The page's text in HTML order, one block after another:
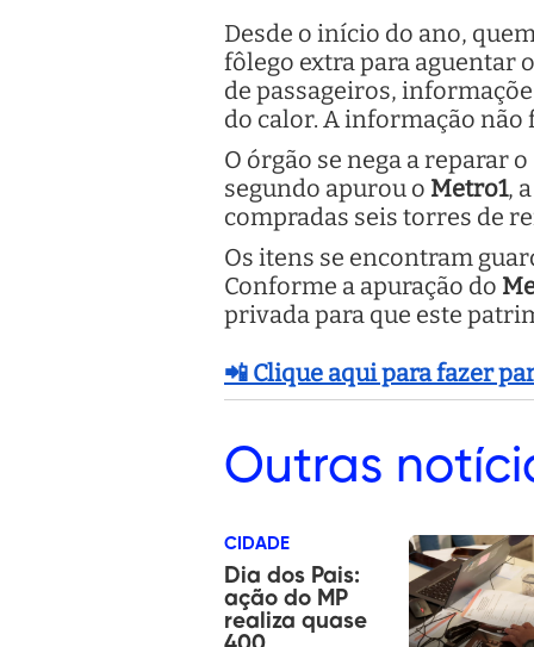
Desde o início do ano,
fôlego extra para aguentar
de passageiros,
do calor. A informação
O órgão se nega a reparar
segundo apurou o Metro1,
compradas seis torres de
Os itens se encontram
Conforme a apuração do
privada para que este
📲 Clique aqui para fazer
Outras
CIDADE
Dia dos Pais:
ação do MP
realiza quase